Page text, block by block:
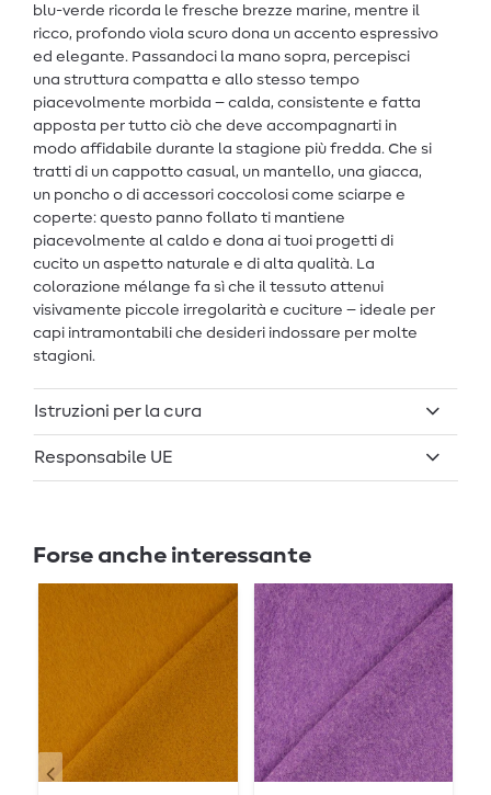
blu-verde ricorda le fresche brezze marine, mentre il
ricco, profondo viola scuro dona un accento espressivo
ed elegante. Passandoci la mano sopra, percepisci
una struttura compatta e allo stesso tempo
piacevolmente morbida – calda, consistente e fatta
apposta per tutto ciò che deve accompagnarti in
modo affidabile durante la stagione più fredda. Che si
tratti di un cappotto casual, un mantello, una giacca,
un poncho o di accessori coccolosi come sciarpe e
coperte: questo panno follato ti mantiene
piacevolmente al caldo e dona ai tuoi progetti di
cucito un aspetto naturale e di alta qualità. La
colorazione mélange fa sì che il tessuto attenui
visivamente piccole irregolarità e cuciture – ideale per
capi intramontabili che desideri indossare per molte
stagioni.
Istruzioni per la cura
Responsabile UE
Forse anche interessante